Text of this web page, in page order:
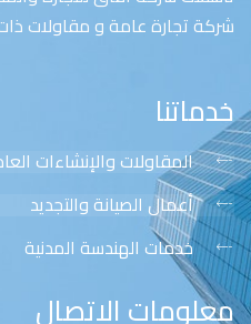
شركة تجارة عامة و مقاولات
خدماتنا
المقاولات والإنشاءات
أعمال الصيانة والتجديد
خدمات الهندسة المدنية
معلومات الاتصال